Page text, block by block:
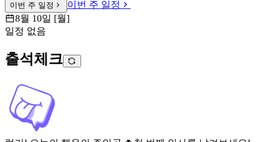
이번 주 일정
이번 주 일정
8월 10일 [월]
일정 없음
출석체크